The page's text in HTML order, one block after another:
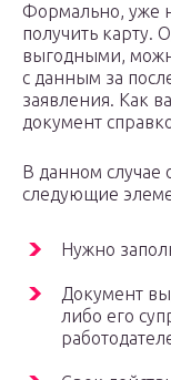
Формально, уже
получить карту.
выгодными,
с данным за
заявления. Как
документ
В данном случае
следующие
Нужно
Документ
либо его